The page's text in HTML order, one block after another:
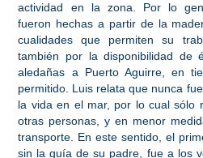
actividad en la zona. Por lo
fueron hechas a partir de la
cualidades que permiten su
también por la disponibilidad de
aledañas a Puerto Aguirre, en
permitido. Luis relata que nunca
la vida en el mar, por lo cual sólo
otras personas, y en menor
transporte. En este sentido, el
sin la guía de su padre, fue a los